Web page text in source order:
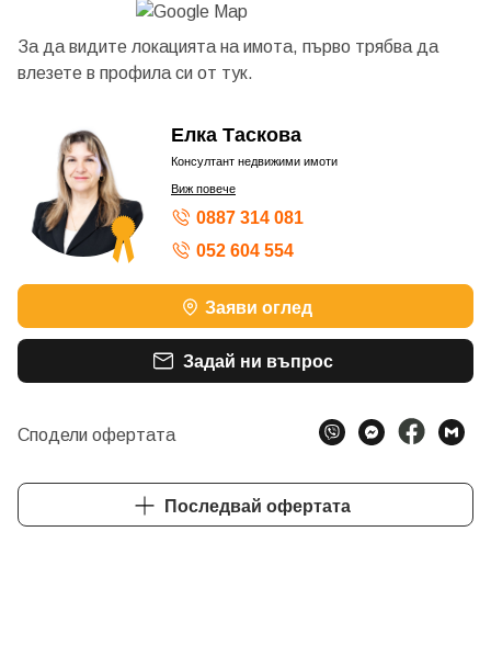
За да видите локацията на имота, първо трябва да
влезете в профила си от тук.
ШАМПИОН ПО ОБОРОТ – БРОНЗОВ
Елка Таскова
Консултант недвижими имоти
Виж повече
0887 314 081
052 604 554
Заяви оглед
Задай ни въпрос
Сподели офертата
Последвай офертата